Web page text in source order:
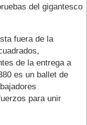
del gigantesco
fuera de la
de la entrega a
es un ballet de
para unir